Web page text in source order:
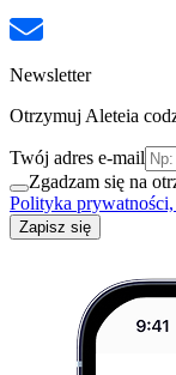
Newsletter
Otrzymuj Aleteia
Twój adres e-mail
Zgadzam się na
Polityka
Zapisz się